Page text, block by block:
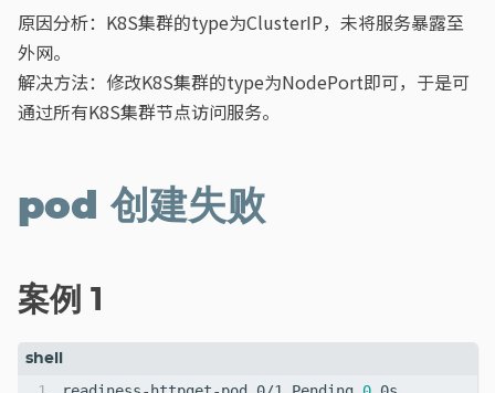
原因分析：K8S集群的type为ClusterIP，未将服务暴露至
外网。
解决方法：修改K8S集群的type为NodePort即可，于是可
通过所有K8S集群节点访问服务。
pod 创建失败
案例 1